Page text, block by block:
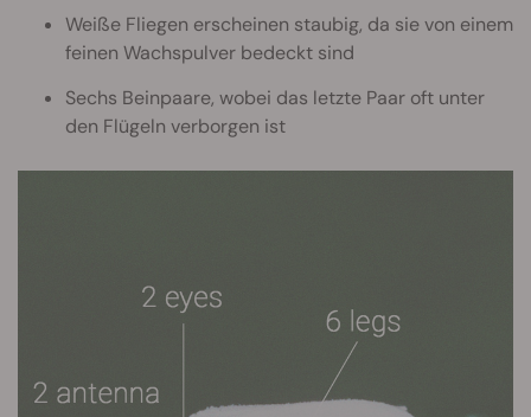
Weiße Fliegen erscheinen staubig, da sie von einem
feinen Wachspulver bedeckt sind
Sechs Beinpaare, wobei das letzte Paar oft unter
den Flügeln verborgen ist